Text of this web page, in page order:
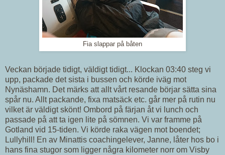
Fia slappar på båten
Veckan började tidigt, väldigt tidigt... Klockan 03:40 steg vi
upp, packade det sista i bussen och körde iväg mot
Nynäshamn. Det märks att allt vårt resande börjar sätta sina
spår nu. Allt packande, fixa matsäck etc. går mer på rutin nu
vilket är väldigt skönt! Ombord på färjan åt vi lunch och
passade på att ta igen lite på sömnen. Vi var framme på
Gotland vid 15-tiden. Vi körde raka vägen mot boendet;
Lullyhill! En av Minattis coachingelever, Janne, låter hos bo i
hans fina stugor som ligger några kilometer norr om Visby